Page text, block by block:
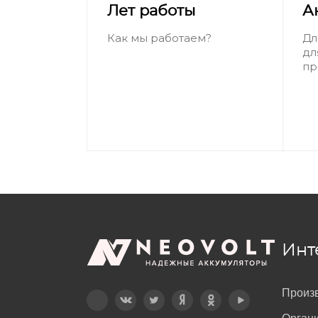
Лет работы
Как мы работаем?